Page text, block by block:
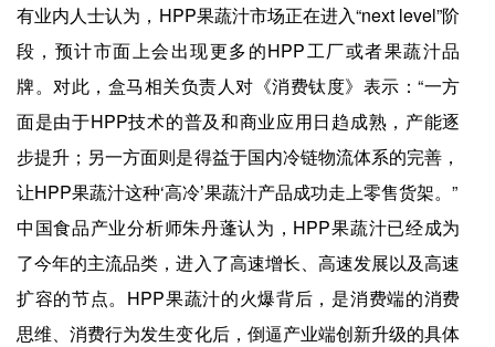
有业内人士认为，HPP果蔬汁市场正在进入“next level”阶
段，预计市面上会出现更多的HPP工厂或者果蔬汁品
牌。对此，盒马相关负责人对《消费钛度》表示：“一方
面是由于HPP技术的普及和商业应用日趋成熟，产能逐
步提升；另一方面则是得益于国内冷链物流体系的完善，
让HPP果蔬汁这种‘高冷’果蔬汁产品成功走上零售货架。”
中国食品产业分析师朱丹蓬认为，HPP果蔬汁已经成为
了今年的主流品类，进入了高速增长、高速发展以及高速
扩容的节点。HPP果蔬汁的火爆背后，是消费端的消费
思维、消费行为发生变化后，倒逼产业端创新升级的具体